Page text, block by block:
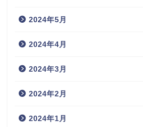
2024年5月
2024年4月
2024年3月
2024年2月
2024年1月